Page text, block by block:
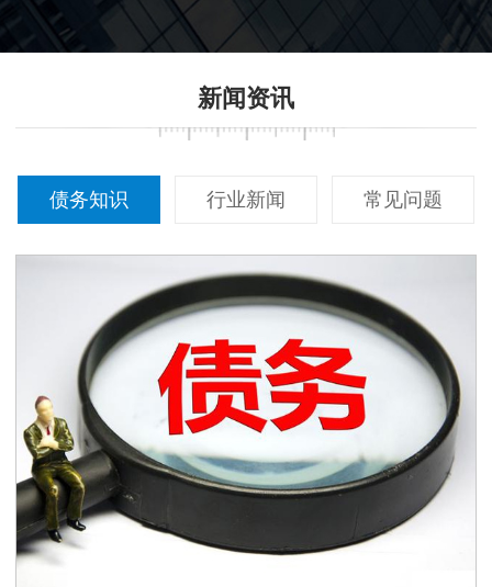
信度。
新闻资讯
债务知识 行业新闻 常见问题